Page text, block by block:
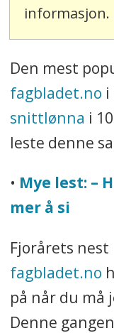
informasjon.
Den mest
fagbladet.no i
snittlønna i
leste denne
• Mye lest: –
mer å si
Fjorårets nest
fagbladet.no
på når du må
Denne gangen